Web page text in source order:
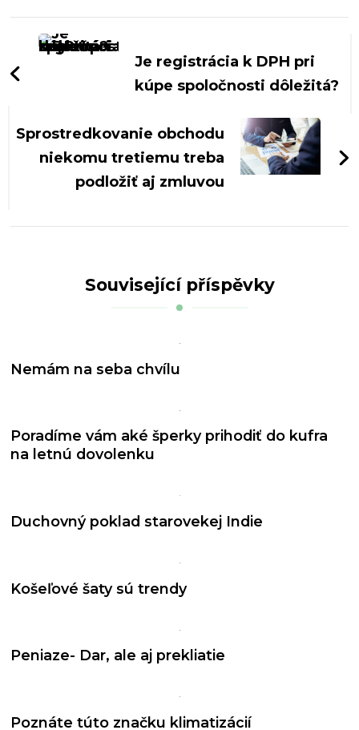
Navigace
příspěvkuJe registrácia k DPH pri
kúpe spoločnosti dôležitá?
Sprostredkovanie obchodu
niekomu tretiemu treba
podložiť aj zmluvou
Související příspěvky
Nemám na seba chvílu
Poradíme vám aké šperky prihodiť do kufra
na letnú dovolenku
Duchovný poklad starovekej Indie
Košeľové šaty sú trendy
Peniaze- Dar, ale aj prekliatie
Poznáte túto značku klimatizácií